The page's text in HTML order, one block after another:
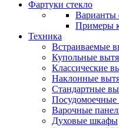
Фартуки стекло
Варианты
Примеры
Техника
Встраиваемые
Купольные
Классические
Наклонные
Стандартные
Варочные
Духовые шкафы